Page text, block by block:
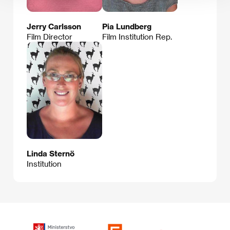
Jerry Carlsson
Film Director
Pia Lundberg
Film Institution Rep.
Linda Sternö
Institution